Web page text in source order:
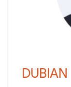
DUBIAN